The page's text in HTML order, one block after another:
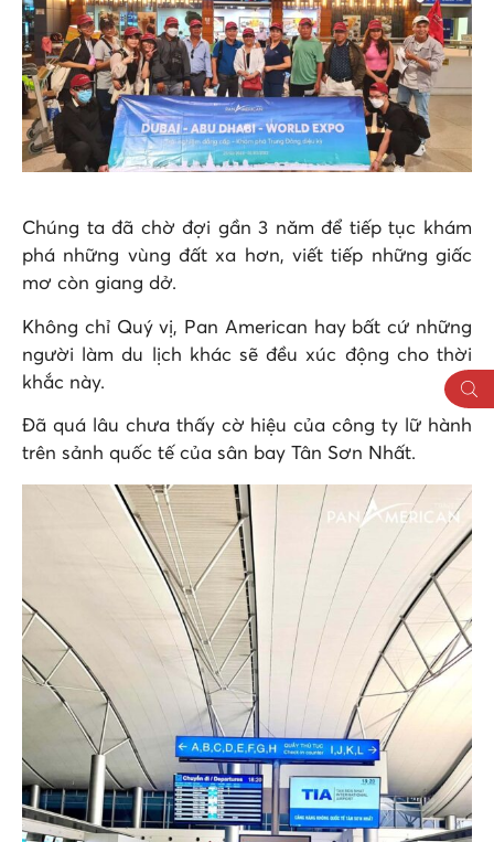
Chúng ta đã chờ đợi gần 3 năm để tiếp tục khám
phá những vùng đất xa hơn, viết tiếp những giấc
mơ còn giang dở.
Không chỉ Quý vị, Pan American hay bất cứ những
người làm du lịch khác sẽ đều xúc động cho thời
khắc này.
Đã quá lâu chưa thấy cờ hiệu của công ty lữ hành
trên sảnh quốc tế của sân bay Tân Sơn Nhất.